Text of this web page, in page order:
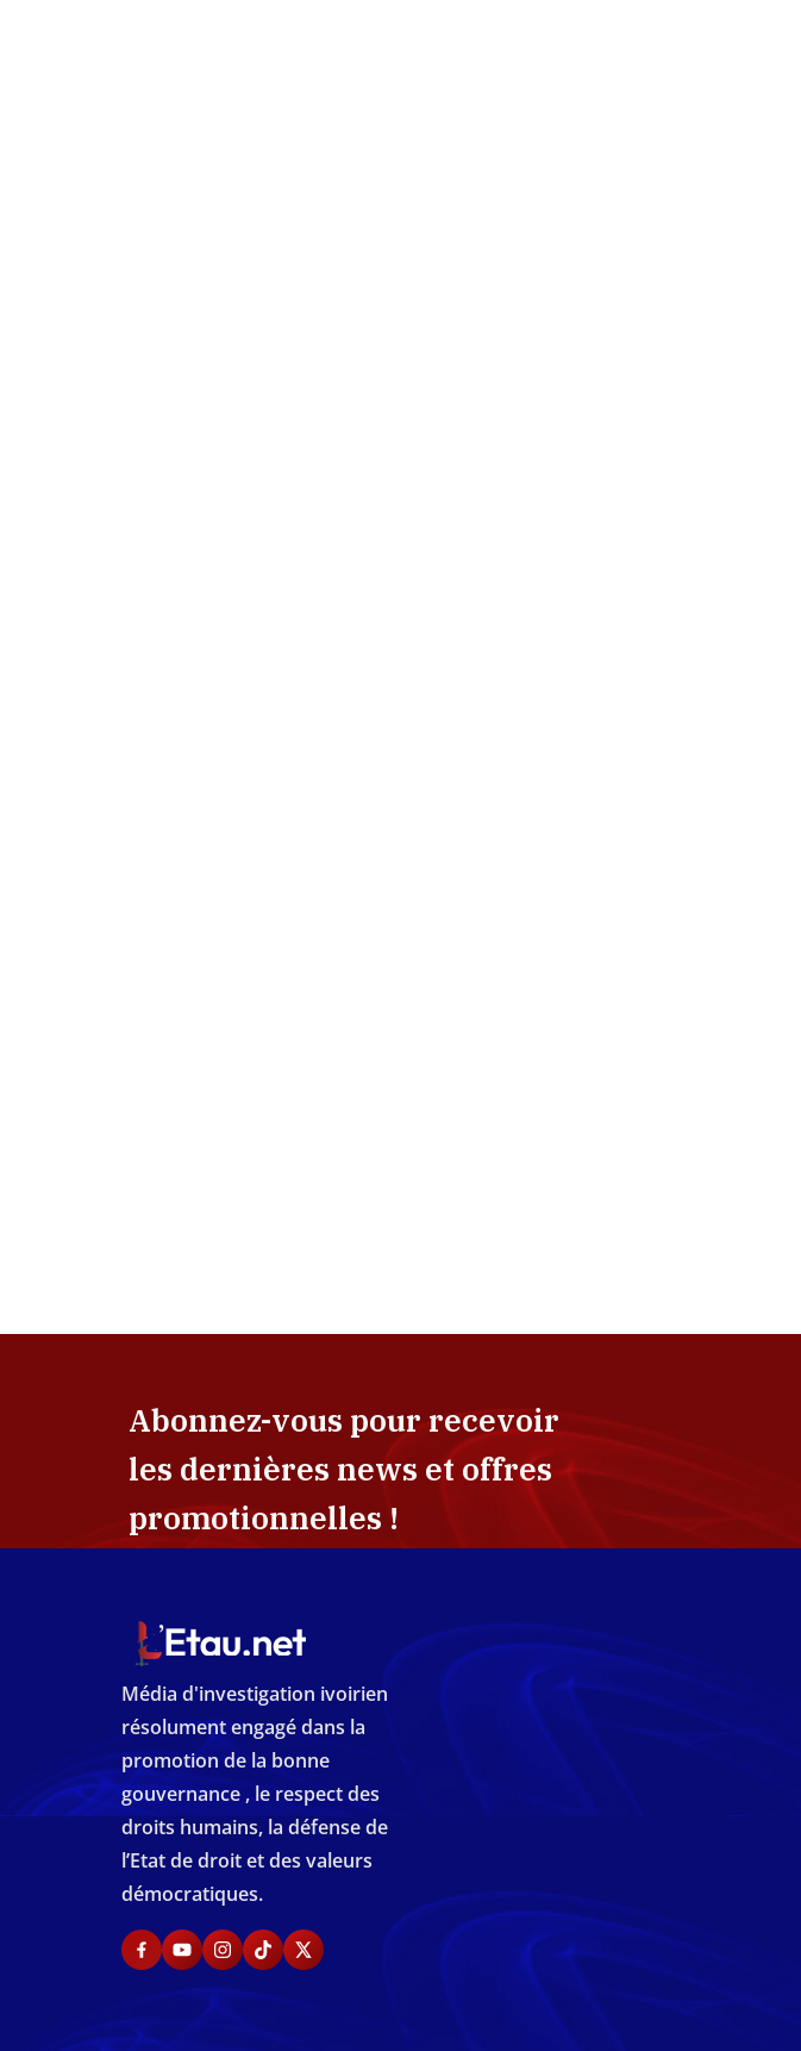
Abonnez-vous pour recevoir
les dernières news et offres
promotionnelles !
Média d'investigation ivoirien
résolument engagé dans la
promotion de la bonne
gouvernance , le respect des
droits humains, la défense de
l’Etat de droit et des valeurs
démocratiques.